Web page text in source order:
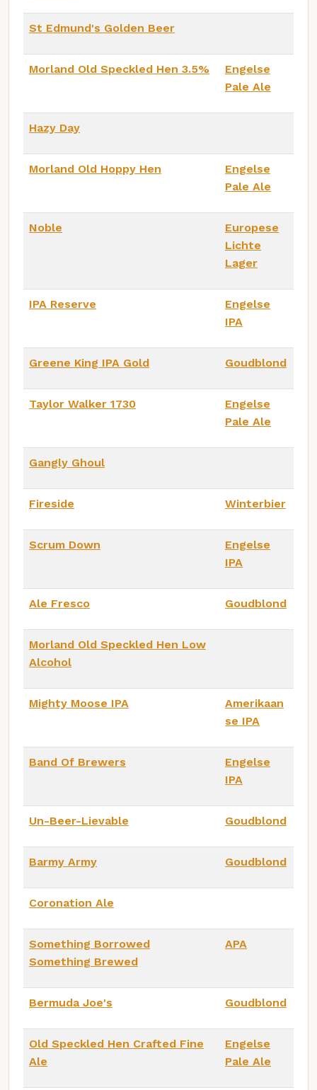
St Edmund's Golden Beer
Morland Old Speckled Hen 3.5%
Engelse
Pale Ale
Hazy Day
Morland Old Hoppy Hen
Engelse
Pale Ale
Noble
Europese
Lichte
Lager
IPA Reserve
Engelse
IPA
Greene King IPA Gold Goudblond
Taylor Walker 1730
Engelse
Pale Ale
Gangly Ghoul
Fireside Winterbier
Scrum Down
Engelse
IPA
Ale Fresco Goudblond
Morland Old Speckled Hen Low
Alcohol
Mighty Moose IPA
Amerikaan
se IPA
Band Of Brewers
Engelse
IPA
Un-Beer-Lievable Goudblond
Barmy Army Goudblond
Coronation Ale
Something Borrowed
Something Brewed
APA
Bermuda Joe's Goudblond
Old Speckled Hen Crafted Fine
Ale
Engelse
Pale Ale